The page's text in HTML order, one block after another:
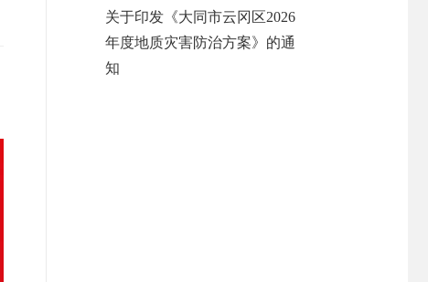
关于印发《大同市云冈区2026
年度地质灾害防治方案》的通
知